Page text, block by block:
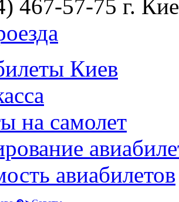
467-57-75 г.
Киев
на самолет
авиабилетов